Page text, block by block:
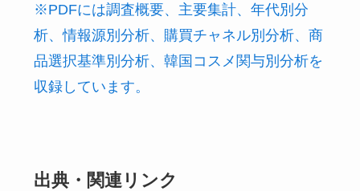
※PDFには調査概要、主要集計、年代別分
析、情報源別分析、購買チャネル別分析、商
品選択基準別分析、韓国コスメ関与別分析を
収録しています。
出典・関連リンク